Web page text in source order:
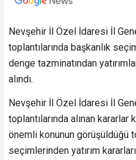
Nevşehir İl Özel İdaresi İl
toplantılarında başkanlık
denge tazminatından
alındı.
Nevşehir İl Özel İdaresi İl
toplantılarında alınan kararlar
önemli konunun görüşüldüğü
seçimlerinden yatırım